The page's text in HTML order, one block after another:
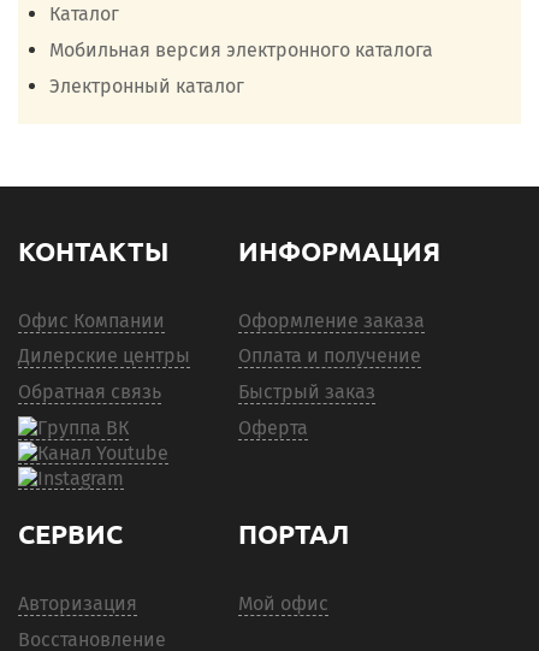
Каталог
Мобильная версия электронного каталога
Электронный каталог
КОНТАКТЫ
Офис Компании
Дилерские центры
Обратная связь
ИНФОРМАЦИЯ
Оформление заказа
Оплата и получение
Быстрый заказ
Оферта
СЕРВИС
Авторизация
Восстановление
ПОРТАЛ
Мой офис